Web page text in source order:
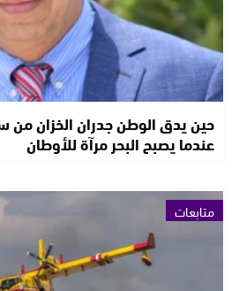
حين يدق الوطن جدران الخزان
عندما يصبح البحر مرآة للأوطان
متابعات